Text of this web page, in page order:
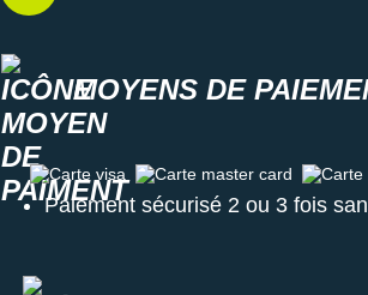
MOYENS DE
Carte visa Carte master card Carte
Paiement sécurisé 2 ou 3 fois